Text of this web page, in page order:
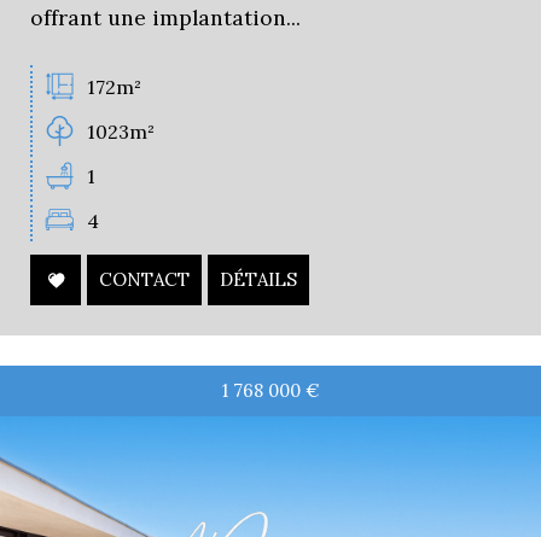
offrant une implantation...
172m²
1023m²
1
4
CONTACT DÉTAILS
1 768 000 €